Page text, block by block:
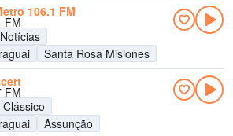
106.1 FM
FM
Notícias
Santa Rosa Misiones
FM
Clássico
Assunção